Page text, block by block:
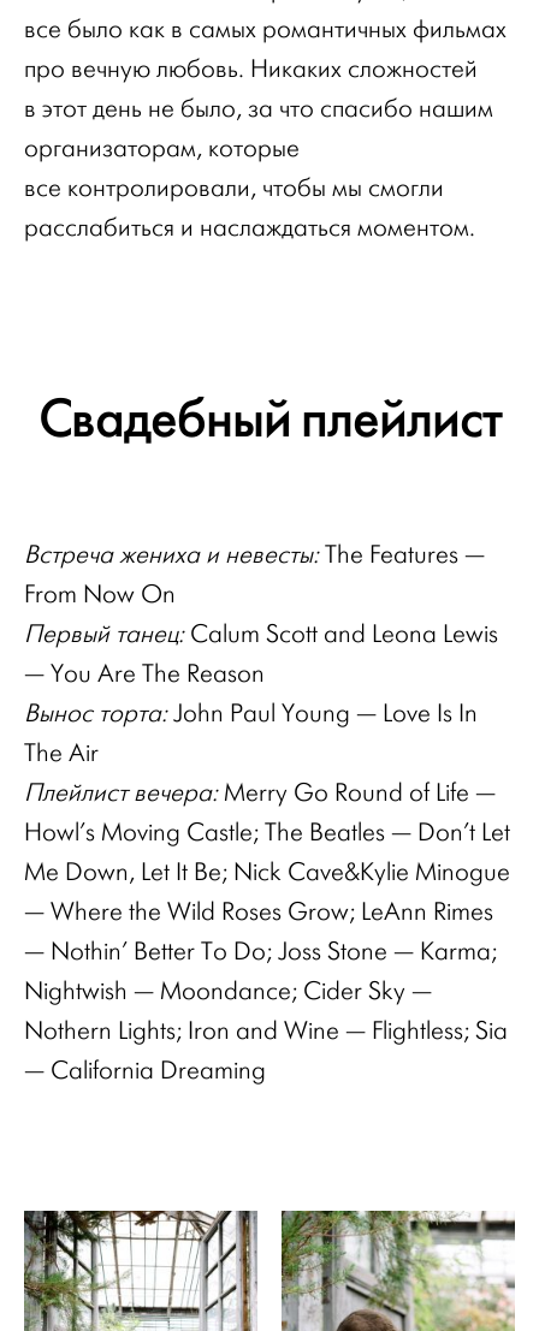
все было как в самых романтичных фильмах
про вечную любовь. Никаких сложностей
в этот день не было, за что спасибо нашим
организаторам, которые
все контролировали, чтобы мы смогли
расслабиться и наслаждаться моментом.
Свадебный плейлист
Встреча жениха и невесты:The Features —
From Now On
Первый танец: Calum Scott and Leona Lewis
— You Are The Reason
Вынос торта:John Paul Young — Love Is In
The Air
Плейлист вечера: Merry Go Round of Life —
Howl’s Moving Castle; The Beatles — Don’t Let
Me Down, Let It Be; Nick Cave&Kylie Minogue
— Where the Wild Roses Grow; LeAnn Rimes
— Nothin’ Better To Do; Joss Stone — Karma;
Nightwish — Moondance; Сider Sky —
Nothern Lights; Iron and Wine — Flightless; Sia
— California Dreaming